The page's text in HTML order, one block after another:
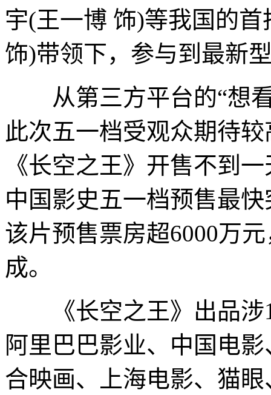
宇(王一博 饰)等我国的
饰)带领下，参与到最新
从第三方平台的“想看
此次五一档受观众期待
《长空之王》开售不到
中国影史五一档预售最
该片预售票房超6000万
成。
《长空之王》出品涉
阿里巴巴影业、中国电
合映画、上海电影、猫